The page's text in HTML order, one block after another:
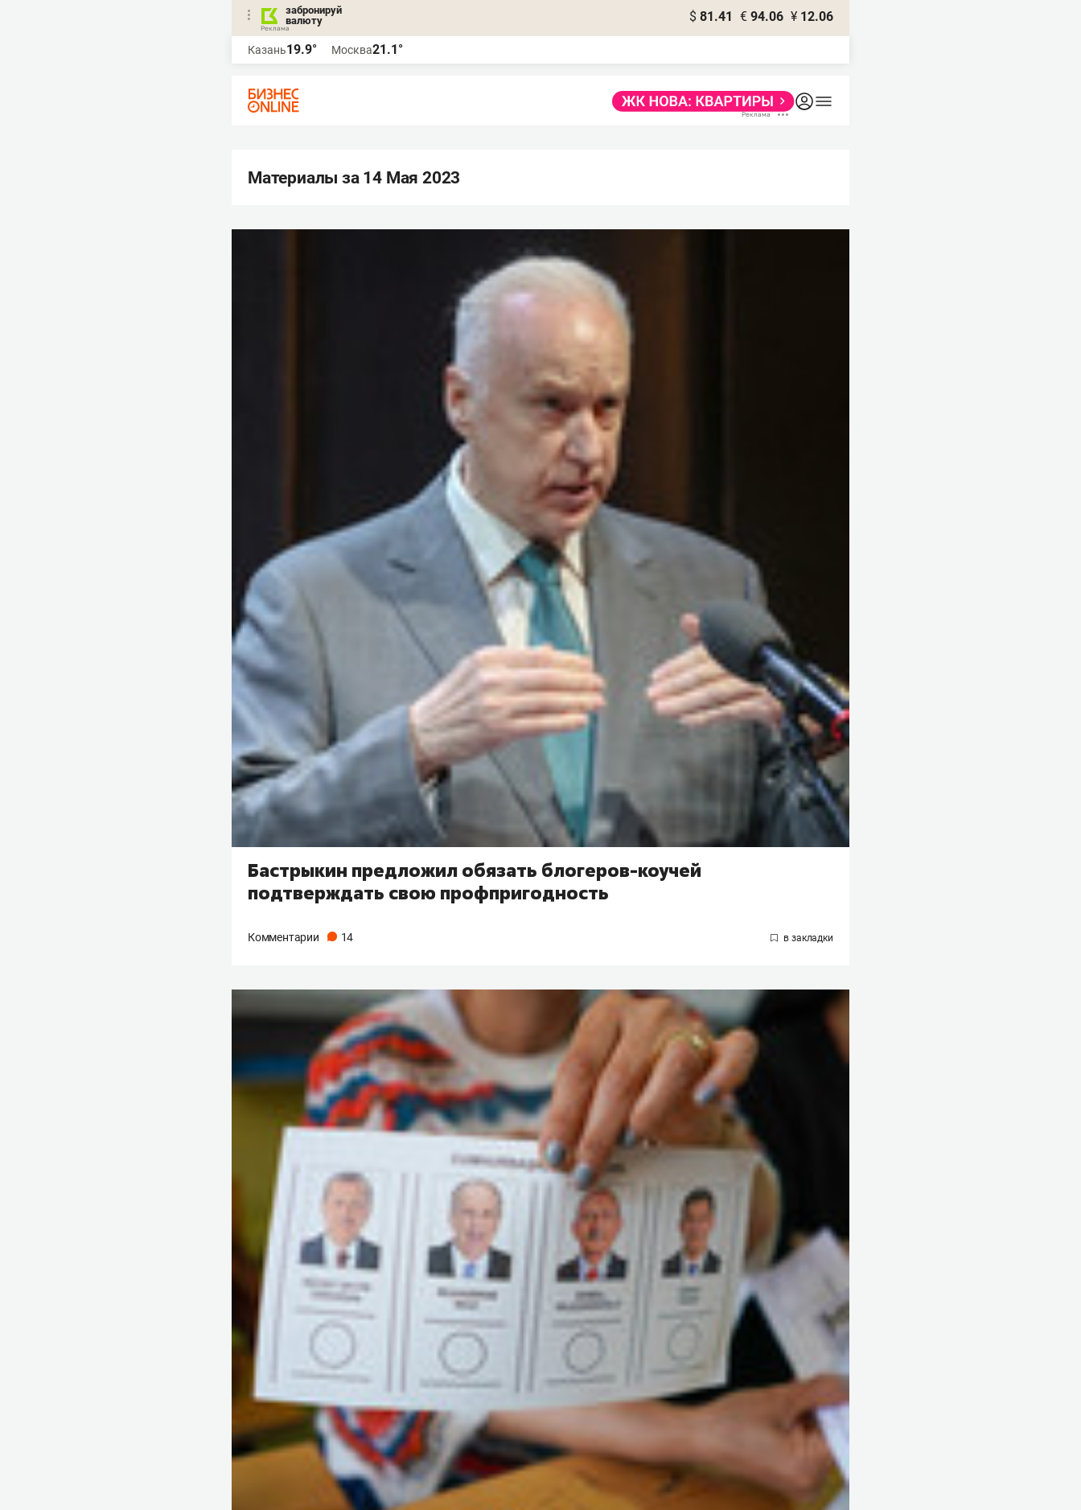
забронируй
валюту
$ 81.41 € 94.06 ¥ 12.06
Казань19.9° Москва21.1°
Материалы за 14 Мая 2023
Бастрыкин предложил обязать блогеров-коучей
подтверждать свою профпригодность
Комментарии 14